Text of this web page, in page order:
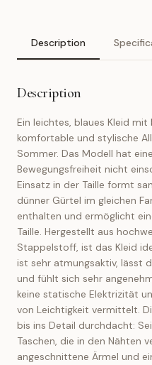
Description
Description
Ein leichtes, blaues Kleid
komfortable und stylische
Sommer. Das Modell hat
Bewegungsfreiheit nicht
Einsatz in der Taille formt
dünner Gürtel im gleichen
enthalten und ermöglicht
Taille. Hergestellt aus
Stappelstoff, ist das Kleid
ist sehr atmungsaktiv, lässt
und fühlt sich sehr
keine statische Elektrizität
von Leichtigkeit vermittelt.
bis ins Detail durchdacht:
Taschen, die in den Nähten
angeschnittene Ärmel und